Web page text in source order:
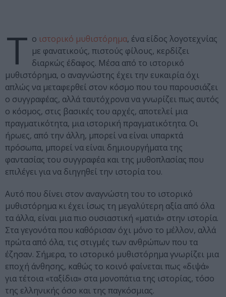
Τ ο ιστορικό μυθιστόρημα, ένα είδος λογοτεχνίας
με φανατικούς, πιστούς φίλους, κερδίζει
διαρκώς έδαφος. Μέσα από το ιστορικό
μυθιστόρημα, ο αναγνώστης έχει την ευκαιρία όχι
απλώς να μεταφερθεί στον κόσμο που του παρουσιάζει
ο συγγραφέας, αλλά ταυτόχρονα να γνωρίζει πως αυτός
ο κόσμος, στις βασικές του αρχές, αποτελεί μια
πραγματικότητα, μια ιστορική πραγματικότητα. Οι
ήρωες, από την άλλη, μπορεί να είναι υπαρκτά
πρόσωπα, μπορεί να είναι δημιουργήματα της
φαντασίας του συγγραφέα και της μυθοπλασίας που
επιλέγει για να διηγηθεί την ιστορία του.
Αυτό που δίνει στον αναγνώστη του το ιστορικό
μυθιστόρημα κι έχει ίσως τη μεγαλύτερη αξία από όλα
τα άλλα, είναι μια πιο ουσιαστική «ματιά» στην ιστορία.
Στα γεγονότα που καθόρισαν όχι μόνο το μέλλον, αλλά
πρώτα από όλα, τις στιγμές των ανθρώπων που τα
έζησαν. Σήμερα, το ιστορικό μυθιστόρημα γνωρίζει μια
εποχή άνθησης, καθώς το κοινό φαίνεται πως «διψά»
για τέτοια «ταξίδια» στα μονοπάτια της ιστορίας, τόσο
της ελληνικής όσο και της παγκόσμιας.